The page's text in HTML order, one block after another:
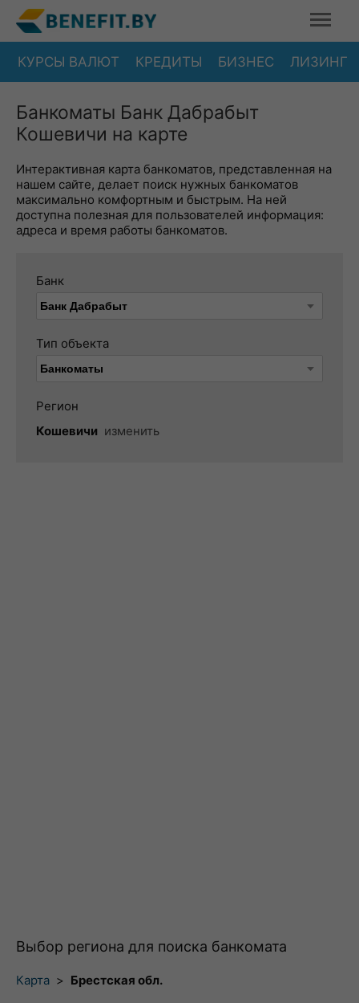
КУРСЫ ВАЛЮТ КРЕДИТЫ БИЗНЕС ЛИЗИНГ
Банкоматы Банк Дабрабыт
Кошевичи на карте
Интерактивная карта банкоматов, представленная на
нашем сайте, делает поиск нужных банкоматов
максимально комфортным и быстрым. На ней
доступна полезная для пользователей информация:
адреса и время работы банкоматов.
Банк
Тип объекта
Регион
Кошевичи изменить
Выбор региона для поиска банкомата
Карта > Брестская обл.